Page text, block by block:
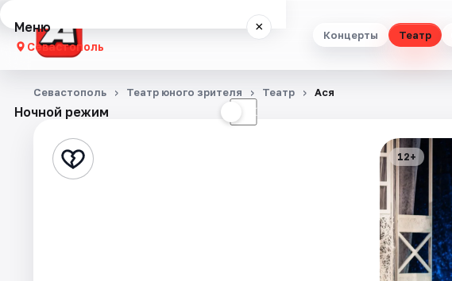
Концерты Театр
Меню ×
Севастополь
Концерты
Стендап
Ночной режим ☾
Севастополь Театр юного зрителя Театр Ася
12+